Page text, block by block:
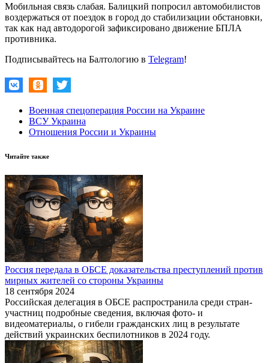
Мобильная связь слабая. Балицкий попросил автомобилистов
воздержаться от поездок в город до стабилизации обстановки,
так как над автодорогой зафиксировано движение БПЛА
противника.
Подписывайтесь на Балтологию в Telegram!
Военная спецоперация России на Украине
ВСУ Украина
Отношения России и Украины
Читайте также
Россия передала в ОБСЕ доказательства преступлений против
мирных жителей со стороны Украины
18 сентября 2024
Российская делегация в ОБСЕ распространила среди стран-
участниц подробные сведения, включая фото- и
видеоматериалы, о гибели гражданских лиц в результате
действий украинских беспилотников в 2024 году.